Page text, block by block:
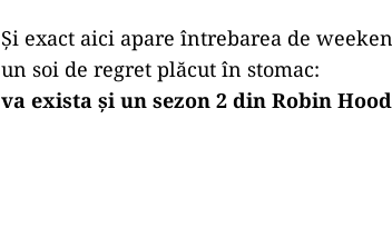
Și exact aici apare întrebarea de
un soi de regret plăcut în stomac:
va exista și un sezon 2 din Robin